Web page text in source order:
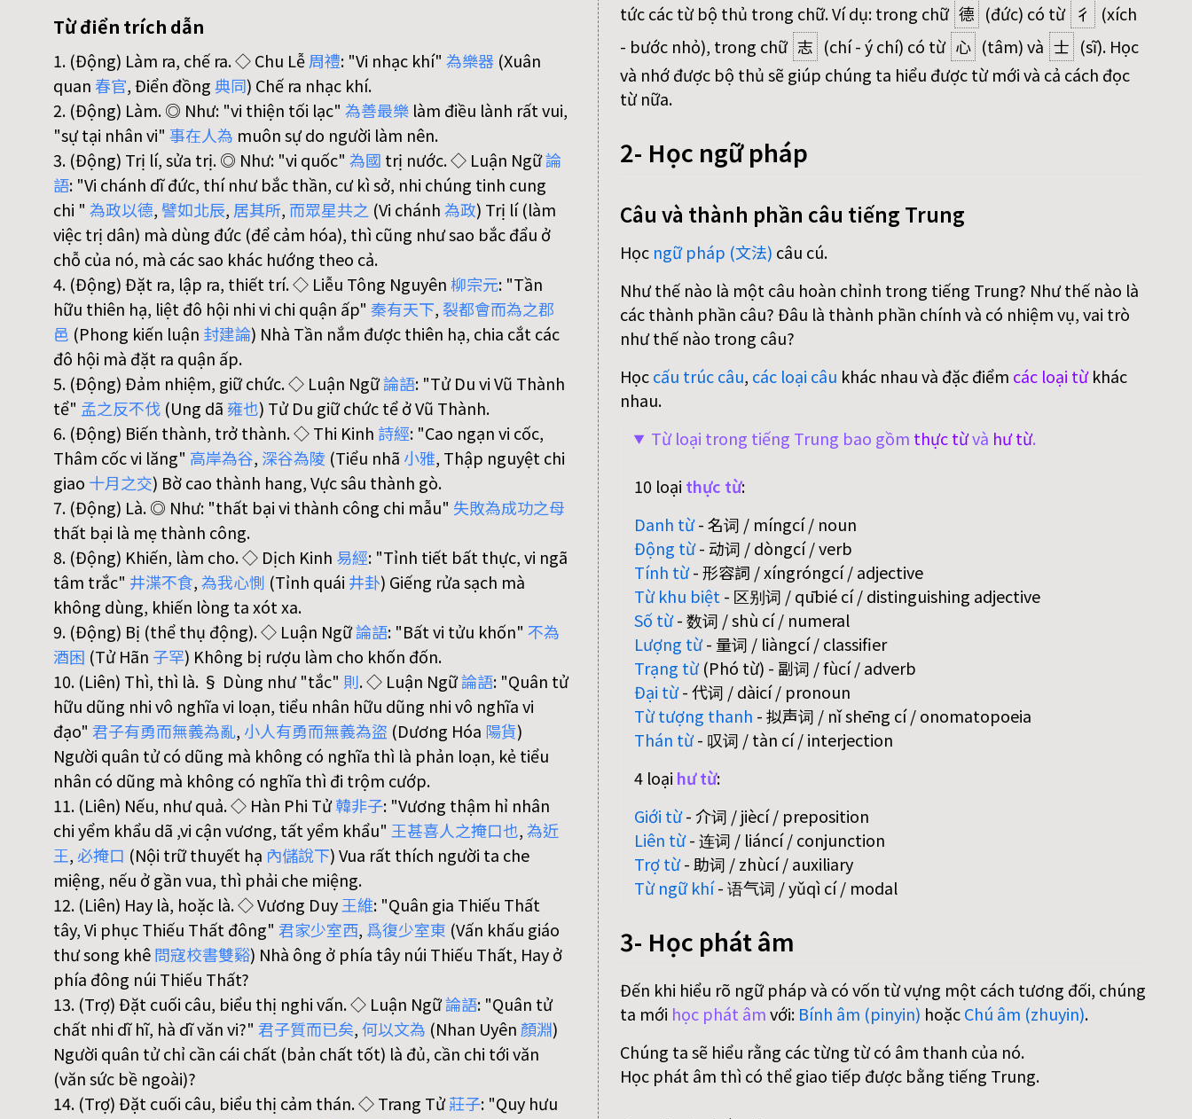
Từ điển trích dẫn
1. (Động) Làm ra, chế ra. ◇ Chu Lễ周禮: "Vi nhạc khí" 為樂器 (Xuân
quan 春官, Điển đồng典同) Chế ra nhạc khí.
2. (Động) Làm. ◎ Như: "vi thiện tối lạc" 為善最樂 làm điều lành rất vui,
"sự tại nhân vi" 事在人為 muôn sự do người làm nên.
3. (Động) Trị lí, sửa trị. ◎ Như: "vi quốc" 為國 trị nước. ◇ Luận Ngữ論
語: "Vi chánh dĩ đức, thí như bắc thần, cư kì sở, nhi chúng tinh cung
chi " 為政以德, 譬如北辰, 居其所, 而眾星共之 (Vi chánh為政) Trị lí (làm
việc trị dân) mà dùng đức (để cảm hóa), thì cũng như sao bắc đẩu ở
chỗ của nó, mà các sao khác hướng theo cả.
4. (Động) Đặt ra, lập ra, thiết trí. ◇ Liễu Tông Nguyên柳宗元: "Tần
hữu thiên hạ, liệt đô hội nhi vi chi quận ấp" 秦有天下, 裂都會而為之郡
邑 (Phong kiến luận 封建論) Nhà Tần nắm được thiên hạ, chia cắt các
đô hội mà đặt ra quận ấp.
5. (Động) Đảm nhiệm, giữ chức. ◇ Luận Ngữ論語: "Tử Du vi Vũ Thành
tể" 孟之反不伐 (Ung dã 雍也) Tử Du giữ chức tể ở Vũ Thành.
6. (Động) Biến thành, trở thành. ◇ Thi Kinh 詩經: "Cao ngạn vi cốc,
Thâm cốc vi lăng" 高岸為谷, 深谷為陵 (Tiểu nhã 小雅, Thập nguyệt chi
giao 十月之交) Bờ cao thành hang, Vực sâu thành gò.
7. (Động) Là. ◎ Như: "thất bại vi thành công chi mẫu" 失敗為成功之母
thất bại là mẹ thành công.
8. (Động) Khiến, làm cho. ◇ Dịch Kinh 易經: "Tỉnh tiết bất thực, vi ngã
tâm trắc" 井渫不食,為我心惻 (Tỉnh quái 井卦) Giếng rửa sạch mà
không dùng, khiến lòng ta xót xa.
9. (Động) Bị (thể thụ động). ◇ Luận Ngữ論語: "Bất vi tửu khốn" 不為
酒困 (Tử Hãn 子罕) Không bị rượu làm cho khốn đốn.
10. (Liên) Thì, thì là. § Dùng như "tắc" 則. ◇ Luận Ngữ論語: "Quân tử
hữu dũng nhi vô nghĩa vi loạn, tiểu nhân hữu dũng nhi vô nghĩa vi
đạo" 君子有勇而無義為亂, 小人有勇而無義為盜 (Dương Hóa 陽貨)
Người quân tử có dũng mà không có nghĩa thì là phản loạn, kẻ tiểu
nhân có dũng mà không có nghĩa thì đi trộm cướp.
11. (Liên) Nếu, như quả. ◇ Hàn Phi Tử韓非子: "Vương thậm hỉ nhân
chi yểm khẩu dã ,vi cận vương, tất yểm khẩu" 王甚喜人之掩口也,為近
王, 必掩口 (Nội trữ thuyết hạ 內儲說下) Vua rất thích người ta che
miệng, nếu ở gần vua, thì phải che miệng.
12. (Liên) Hay là, hoặc là. ◇ Vương Duy王維: "Quân gia Thiếu Thất
tây, Vi phục Thiếu Thất đông" 君家少室西, 爲復少室東 (Vấn khấu giáo
thư song khê問寇校書雙谿) Nhà ông ở phía tây núi Thiếu Thất, Hay ở
phía đông núi Thiếu Thất?
13. (Trợ) Đặt cuối câu, biểu thị nghi vấn. ◇ Luận Ngữ論語: "Quân tử
chất nhi dĩ hĩ, hà dĩ văn vi?" 君子質而已矣,何以文為 (Nhan Uyên 顏淵)
Người quân tử chỉ cần cái chất (bản chất tốt) là đủ, cần chi tới văn
(văn sức bề ngoài)?
14. (Trợ) Đặt cuối câu, biểu thị cảm thán. ◇ Trang Tử莊子: "Quy hưu
tức các từ bộ thủ trong chữ. Ví dụ: trong chữ 德 (đức) có từ 彳
(xích
- bước nhỏ), trong chữ 志 (chí - ý chí) có từ 心 (tâm) và 士 (sĩ). Học
và nhớ được bộ thủ sẽ giúp chúng ta hiểu được từ mới và cả cách đọc
từ nữa.
2- Học ngữ pháp
Câu và thành phần câu tiếng Trung
Học ngữ pháp (文法) câu cú.
Như thế nào là một câu hoàn chỉnh trong tiếng Trung? Như thế nào là
các thành phần câu? Đâu là thành phần chính và có nhiệm vụ, vai trò
như thế nào trong câu?
Họccấu trúc câu, các loại câu khác nhau và đặc điểm các loại từkhác
nhau.
Từ loại trong tiếng Trung bao gồm thực từvà hư từ.
10 loại thực từ:
Danh từ- 名词 / míngcí / noun
Động từ- 动词 / dòngcí / verb
Tính từ- 形容詞 / xíngróngcí / adjective
Từ khu biệt - 区别词 / qūbié cí / distinguishing adjective
Số từ- 数词 / shù cí / numeral
Lượng từ- 量词 / liàngcí / classifier
Trạng từ(Phó từ) - 副词 / fùcí / adverb
Đại từ- 代词 / dàicí / pronoun
Từ tượng thanh - 拟声词 / nǐ shēng cí / onomatopoeia
Thán từ- 叹词 / tàn cí / interjection
4 loại hư từ:
Giới từ- 介词 / jiècí / preposition
Liên từ- 连词 / liáncí / conjunction
Trợ từ- 助词 / zhùcí / auxiliary
Từ ngữ khí- 语气词 / yǔqì cí / modal
3- Học phát âm
Đến khi hiểu rõ ngữ pháp và có vốn từ vựng một cách tương đối, chúng
ta mới học phát âmvới: Bính âm (pinyin) hoặcChú âm (zhuyin).
Chúng ta sẽ hiểu rằng các từng từ có âm thanh của nó.
Học phát âm thì có thể giao tiếp được bằng tiếng Trung.